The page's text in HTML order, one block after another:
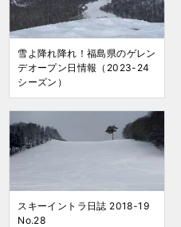
雪よ降れ降れ！福島県のゲレン
デオープン日情報（2023-24
シーズン）
スキーイントラ日誌 2018-19
No.28